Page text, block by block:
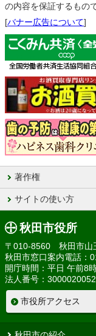
の内容を保証するもの
[バナー広告について]
著作権
サイトの使い方
秋田市役所
〒010-8560 秋田市山
秋田市窓口案内電話
開庁時間：平日 午前8
法人番号：
市役所アクセス